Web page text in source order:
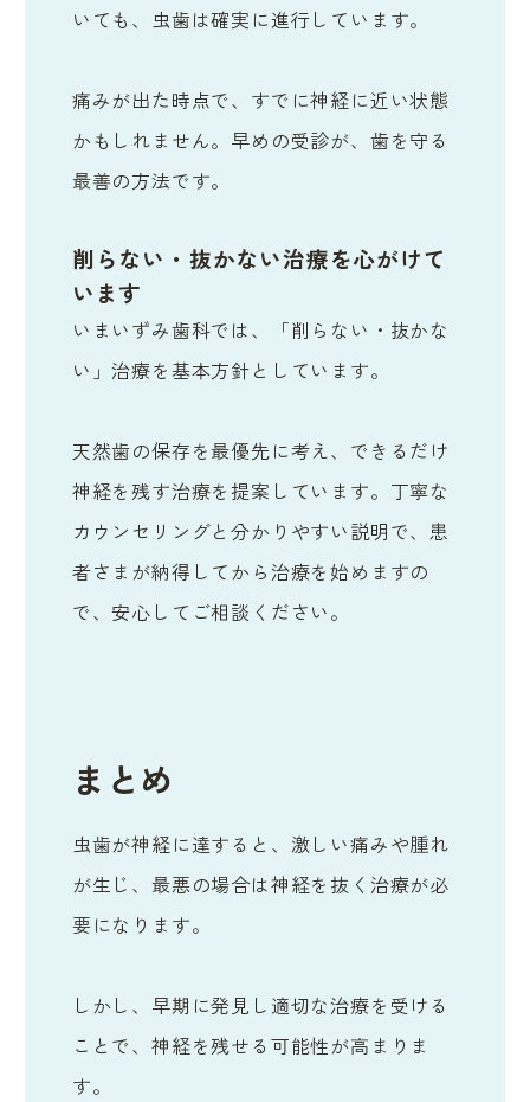
いても、虫歯は確実に進行しています。
痛みが出た時点で、すでに神経に近い状態
かもしれません。早めの受診が、歯を守る
最善の方法です。
削らない・抜かない治療を心がけて
います
いまいずみ歯科では、「削らない・抜かな
い」治療を基本方針としています。
天然歯の保存を最優先に考え、できるだけ
神経を残す治療を提案しています。丁寧な
カウンセリングと分かりやすい説明で、患
者さまが納得してから治療を始めますの
で、安心してご相談ください。
まとめ
虫歯が神経に達すると、激しい痛みや腫れ
が生じ、最悪の場合は神経を抜く治療が必
要になります。
しかし、早期に発見し適切な治療を受ける
ことで、神経を残せる可能性が高まりま
す。